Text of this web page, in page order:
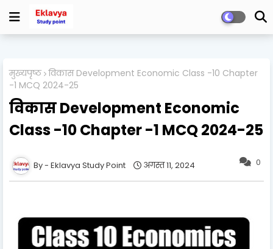
मुख्यपृष्ठ विकास Development Economic Class -10 Chapter
-1 MCQ 2024-25
विकास Development Economic
Class -10 Chapter -1 MCQ 2024-25
0
Eklavya Study Point अगस्त 11, 2024